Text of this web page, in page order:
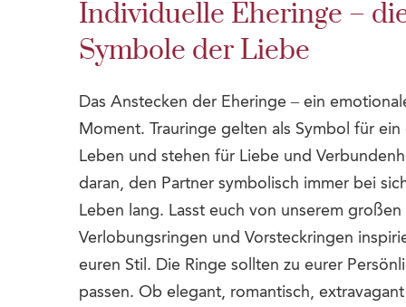
Individuelle Eheringe –
Symbole der Liebe
Das Anstecken der Eheringe – ein
Moment. Trauringe gelten als Symbol für
Leben und stehen für Liebe und
daran, den Partner symbolisch immer bei
Leben lang. Lasst euch von unserem
Verlobungsringen und Vorsteckringen
euren Stil. Die Ringe sollten zu eurer
passen. Ob elegant, romantisch,